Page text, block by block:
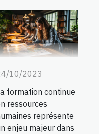
10/2023
formation continue
ressources
représente
enjeu majeur dans